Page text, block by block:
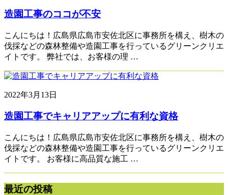
造園工事のココが不安
こんにちは！広島県広島市安佐北区に事務所を構え、樹木の
伐採などの森林整備や造園工事を行っているグリーンクリエ
イトです。 弊社では、お客様の理 …
2022年3月13日
造園工事でキャリアアップに有利な資格
こんにちは！広島県広島市安佐北区に事務所を構え、樹木の
伐採などの森林整備や造園工事を行っているグリーンクリエ
イトです。 お客様に高品質な施工 …
最近の投稿